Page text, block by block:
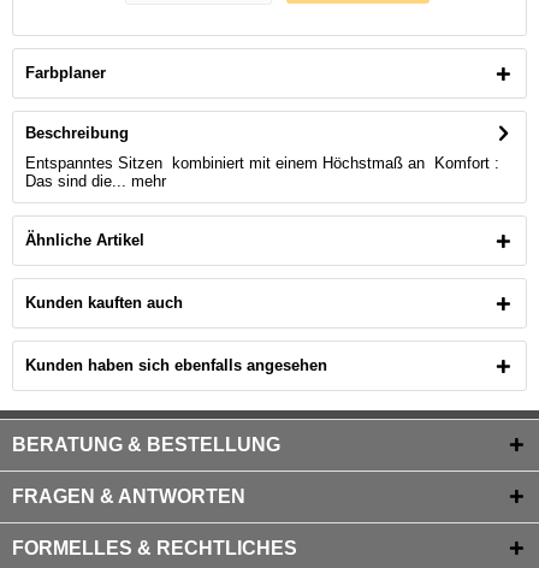
Farbplaner
Beschreibung
Entspanntes Sitzen kombiniert mit einem Höchstmaß an Komfort :
Das sind die... mehr
Ähnliche Artikel
Kunden kauften auch
Kunden haben sich ebenfalls angesehen
BERATUNG & BESTELLUNG
FRAGEN & ANTWORTEN
FORMELLES & RECHTLICHES